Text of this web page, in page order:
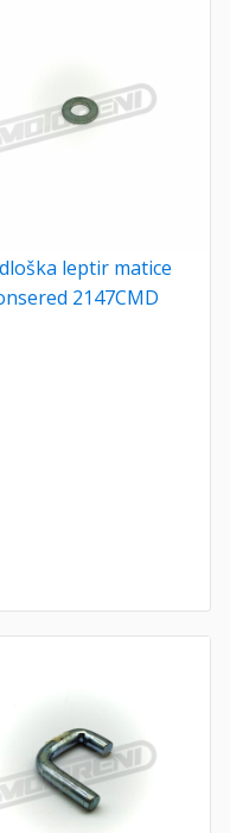
leptir matice
2147CMD